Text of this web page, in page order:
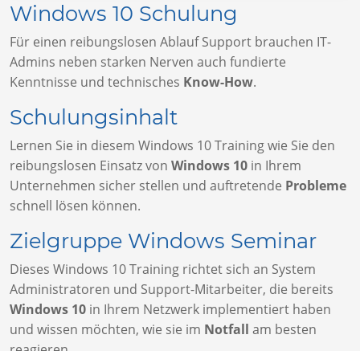
Windows 10 Schulung
Für einen reibungslosen Ablauf Support brauchen IT-
Admins neben starken Nerven auch fundierte
Kenntnisse und technisches Know-How.
Schulungsinhalt
Lernen Sie in diesem Windows 10 Training wie Sie den
reibungslosen Einsatz von Windows 10 in Ihrem
Unternehmen sicher stellen und auftretende Probleme
schnell lösen können.
Zielgruppe Windows Seminar
Dieses Windows 10 Training richtet sich an System
Administratoren und Support-Mitarbeiter, die bereits
Windows 10 in Ihrem Netzwerk implementiert haben
und wissen möchten, wie sie im Notfall am besten